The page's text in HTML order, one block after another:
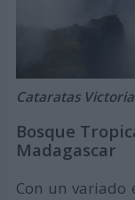
Cataratas Victoria
Bosque
Madagascar
Con un variado